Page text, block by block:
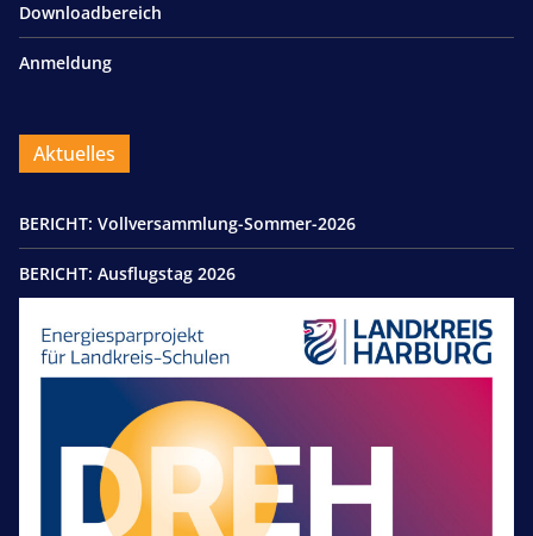
Downloadbereich
Anmeldung
Aktuelles
BERICHT: Vollversammlung-Sommer-2026
BERICHT: Ausflugstag 2026